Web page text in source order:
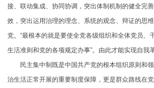
接、联动集成、协同协调，突出体制机制的健全完
效，突出运用治理的理念、系统的观念、辩证的思
党。“最根本的就是要使全党各级组织和全体党员、
生活准则和党的各项规定办事”。由此才能实现自我
民主集中制既是中国共产党的根本组织原则和
治生活正常开展的重要制度保障，更是群众路线在